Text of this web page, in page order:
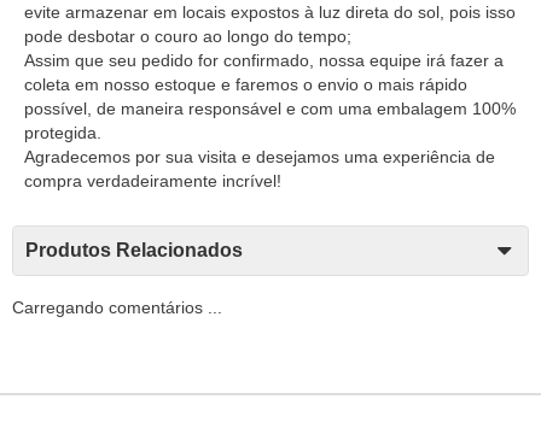
evite armazenar em locais expostos à luz direta do sol, pois isso
pode desbotar o couro ao longo do tempo;
Assim que seu pedido for confirmado, nossa equipe irá fazer a
coleta em nosso estoque e faremos o envio o mais rápido
possível, de maneira responsável e com uma embalagem 100%
protegida.
Agradecemos por sua visita e desejamos uma experiência de
compra verdadeiramente incrível!
Produtos Relacionados
Carregando comentários ...